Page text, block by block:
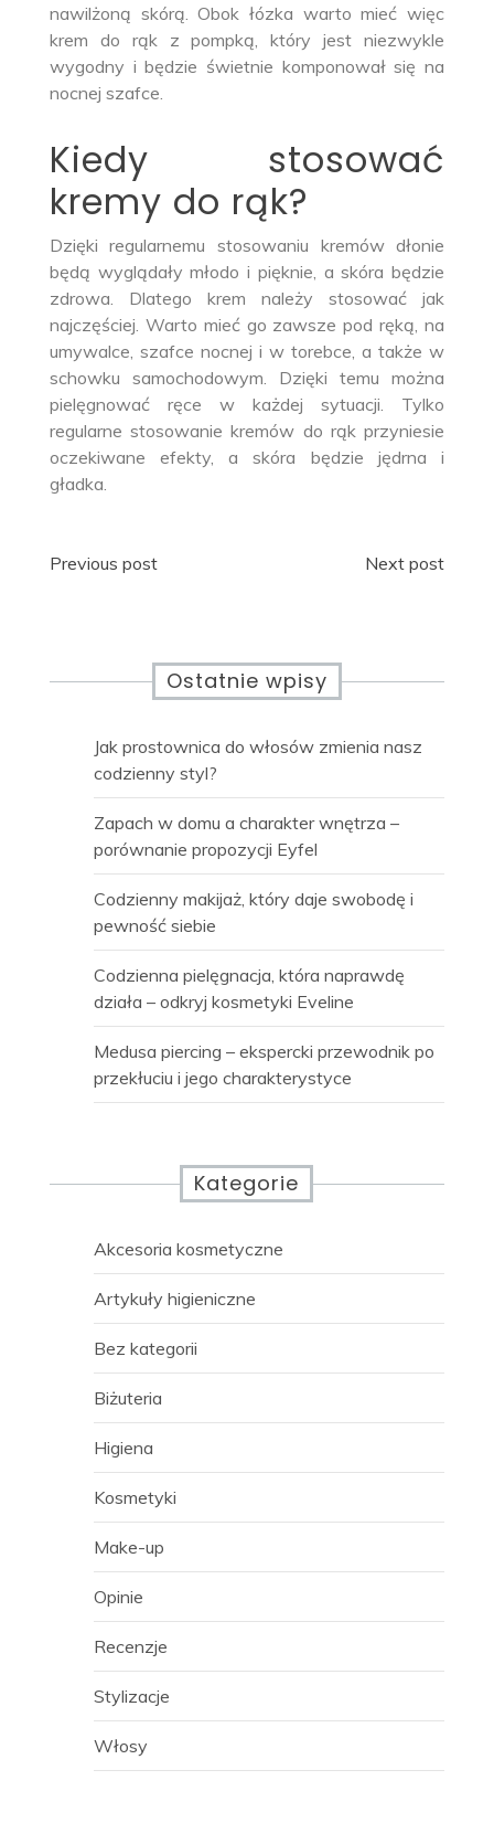
nawilżoną skórą. Obok łózka warto mieć więc
krem do rąk z pompką, który jest niezwykle
wygodny i będzie świetnie komponował się na
nocnej szafce.
Kiedy stosować
kremy do rąk?
Dzięki regularnemu stosowaniu kremów dłonie
będą wyglądały młodo i pięknie, a skóra będzie
zdrowa. Dlatego krem należy stosować jak
najczęściej. Warto mieć go zawsze pod ręką, na
umywalce, szafce nocnej i w torebce, a także w
schowku samochodowym. Dzięki temu można
pielęgnować ręce w każdej sytuacji. Tylko
regularne stosowanie kremów do rąk przyniesie
oczekiwane efekty, a skóra będzie jędrna i
gładka.
Nawigacja
Previous post Next post
Ostatnie wpisy
Jak prostownica do włosów zmienia nasz
codzienny styl?
Zapach w domu a charakter wnętrza –
porównanie propozycji Eyfel
Codzienny makijaż, który daje swobodę i
pewność siebie
Codzienna pielęgnacja, która naprawdę
działa – odkryj kosmetyki Eveline
Medusa piercing – ekspercki przewodnik po
przekłuciu i jego charakterystyce
Kategorie
Akcesoria kosmetyczne
Artykuły higieniczne
Bez kategorii
Biżuteria
Higiena
Kosmetyki
Make-up
Opinie
Recenzje
Stylizacje
Włosy